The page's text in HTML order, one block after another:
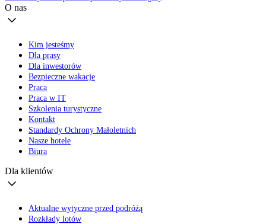
O nas
Kim jesteśmy
Dla prasy
Dla inwestorów
Bezpieczne wakacje
Praca
Praca w IT
Szkolenia turystyczne
Kontakt
Standardy Ochrony Małoletnich
Nasze hotele
Biura
Dla klientów
Aktualne wytyczne przed podróżą
Rozkłady lotów